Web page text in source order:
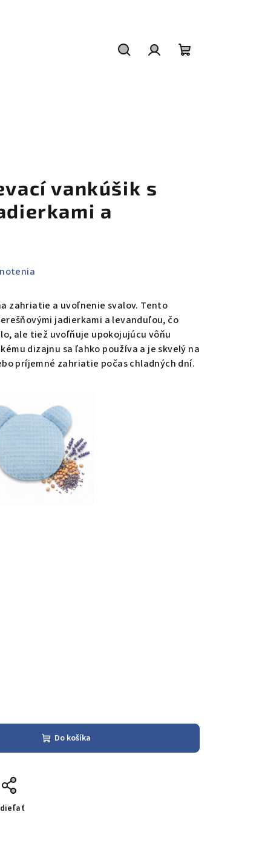
vankúšik s
a
zahriatie a uvoľnenie svalov. Tento
jadierkami a levanduľou, čo
ale tiež uvoľňuje upokojujúcu vôňu
dizajnu sa ľahko používa a je skvelý na
príjemné zahriatie počas chladných dní.
Do košíka